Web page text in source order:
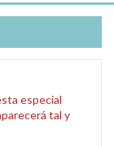
especial
tal y